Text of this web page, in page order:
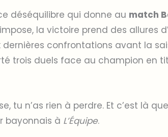
déséquilibre qui donne au match
la victoire prend des allures
dernières confrontations avant la
trois duels face au champion en
tu n’as rien à perdre. Et c’est là
bayonnais à L’Équipe.